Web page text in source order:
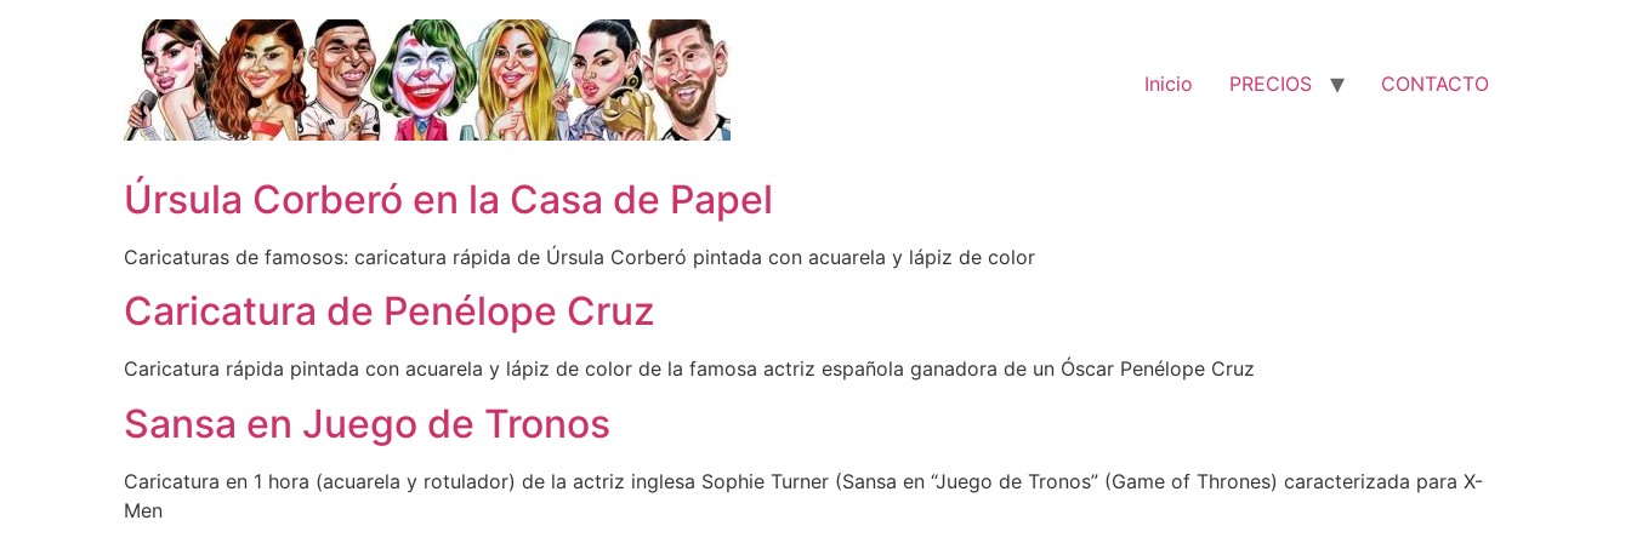
Inicio PRECIOS CONTACTO
Úrsula Corberó en la Casa de Papel
Caricaturas de famosos: caricatura rápida de Úrsula Corberó pintada con acuarela y lápiz de color
Caricatura de Penélope Cruz
Caricatura rápida pintada con acuarela y lápiz de color de la famosa actriz española ganadora de un Óscar Penélope Cruz
Sansa en Juego de Tronos
Caricatura en 1 hora (acuarela y rotulador) de la actriz inglesa Sophie Turner (Sansa en “Juego de Tronos” (Game of Thrones) caracterizada para X-
Men